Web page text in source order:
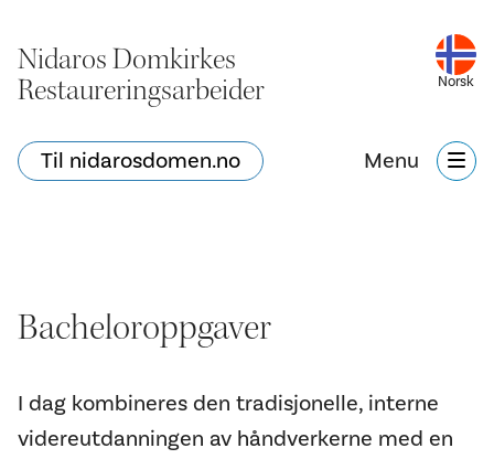
Nidaros Domkirkes
Restaureringsarbeider
Norsk
Til nidarosdomen.no Menu
Bacheloroppgaver
I dag kombineres den tradisjonelle, interne
videreutdanningen av håndverkerne med en